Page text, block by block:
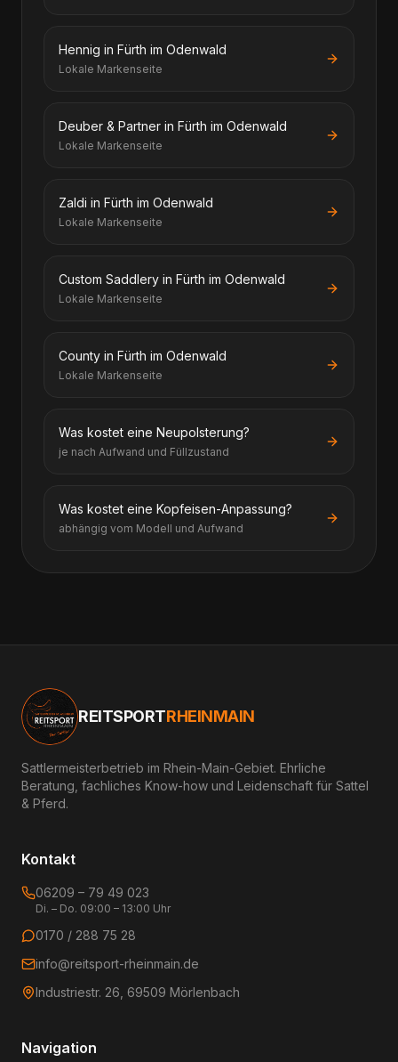
Hennig in Fürth im Odenwald
Lokale Markenseite
Deuber & Partner in Fürth im Odenwald
Lokale Markenseite
Zaldi in Fürth im Odenwald
Lokale Markenseite
Custom Saddlery in Fürth im Odenwald
Lokale Markenseite
County in Fürth im Odenwald
Lokale Markenseite
Was kostet eine Neupolsterung?
je nach Aufwand und Füllzustand
Was kostet eine Kopfeisen-Anpassung?
abhängig vom Modell und Aufwand
REITSPORTRHEINMAIN
Sattlermeisterbetrieb im Rhein-Main-Gebiet. Ehrliche
Beratung, fachliches Know-how und Leidenschaft für Sattel
& Pferd.
Kontakt
06209 – 79 49 023
Di. – Do. 09:00 – 13:00 Uhr
0170 / 288 75 28
info@reitsport-rheinmain.de
Industriestr. 26, 69509 Mörlenbach
Navigation